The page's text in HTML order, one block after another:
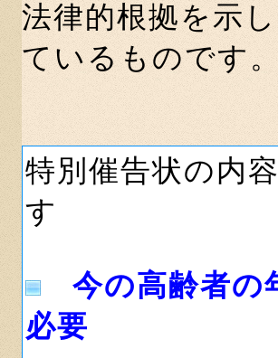
法律的根拠を示
ているものです
特別催告状の内
す
今の高齢者の
必要